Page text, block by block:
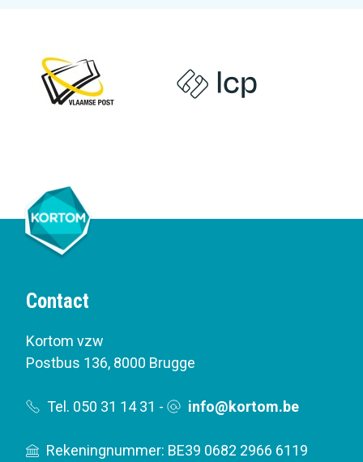
Contact
Kortom vzw
Postbus 136, 8000 Brugge
Tel. 050 31 14 31 - info@kortom.be
Rekeningnummer: BE39 0682 2966 6119